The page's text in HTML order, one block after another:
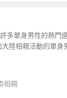
多單身男性的熱門
陸相親活動的單
相親